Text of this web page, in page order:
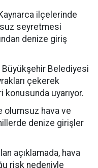
ilçelerinde
seyretmesi
denize giriş
Büyükşehir Belediyesi
çekerek
konusunda uyarıyor.
olumsuz hava ve
denize girişler
açıklamada, hava
risk nedeniyle